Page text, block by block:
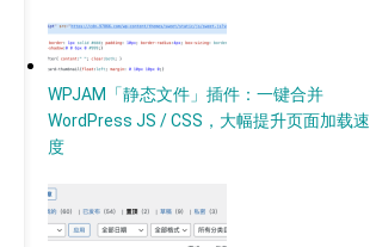
WPJAM「静态文件」插件：一键合并
WordPress JS / CSS，大幅提升页面加载速
度